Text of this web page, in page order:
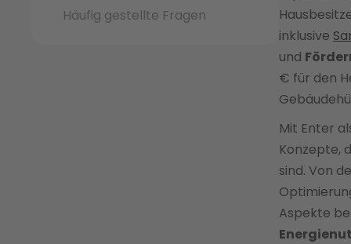
Häufig gestellte Fragen
inklusive
und
€ für den
Mit Enter
Konzepte,
sind. Von
Aspekte